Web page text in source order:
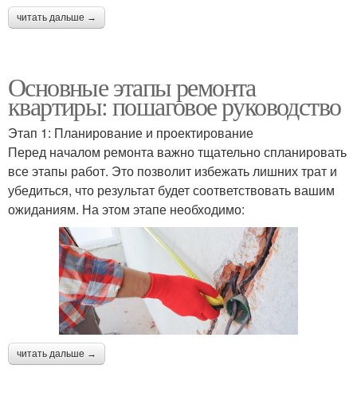
читать дальше →
Основные этапы ремонта
квартиры: пошаговое руководство
Этап 1: Планирование и проектирование
Перед началом ремонта важно тщательно спланировать
все этапы работ. Это позволит избежать лишних трат и
убедиться, что результат будет соответствовать вашим
ожиданиям. На этом этапе необходимо:
читать дальше →